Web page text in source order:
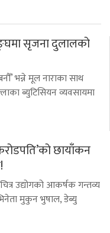
सृजना दुलालको
भन्ने मूल नाराका साथ
ब्युटिसियन व्यवसायमा
छायाँकन
उद्योगको आकर्षक गन्तव्य
मुकुन भुषाल, डेब्यु